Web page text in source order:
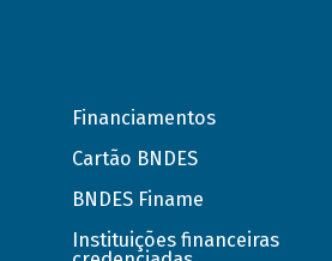
Financiamentos
Cartão BNDES
BNDES Finame
Instituições financeiras